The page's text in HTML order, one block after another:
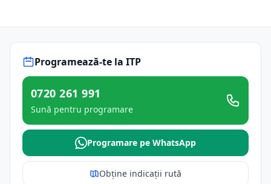
Programează-te la ITP
0720 261 991
Sună pentru programare
Programare pe WhatsApp
Obține indicații rută